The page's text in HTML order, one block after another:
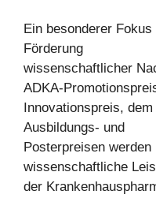
Ein besonderer
Förderung
wissenschaftlicher
ADKA-
Innovationspreis,
Ausbildungs- und
Posterpreisen
wissenschaftliche
der